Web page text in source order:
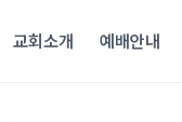
교회소개 예배안내